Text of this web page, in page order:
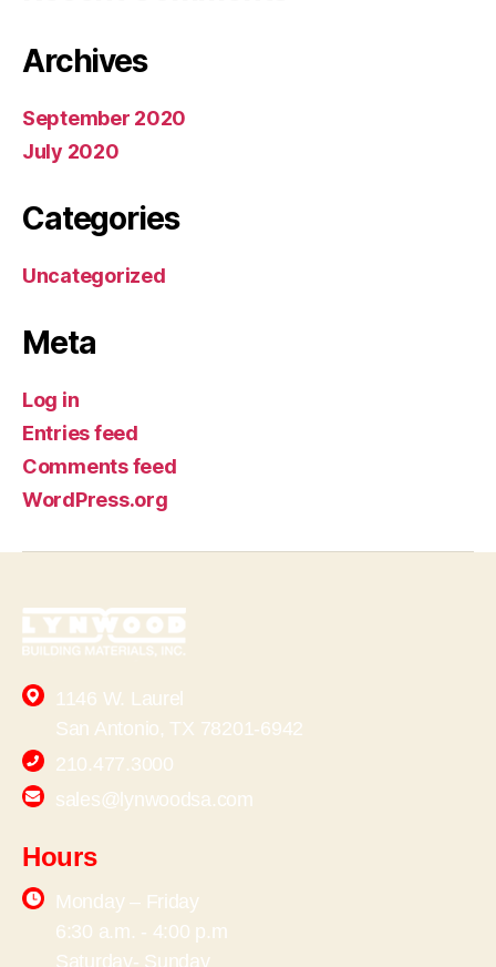
Archives
September 2020
July 2020
Categories
Uncategorized
Meta
Log in
Entries feed
Comments feed
WordPress.org
1146 W. Laurel
San Antonio, TX 78201-6942
210.477.3000
sales@lynwoodsa.com
Hours
Monday – Friday
6:30 a.m. - 4:00 p.m
Saturday- Sunday